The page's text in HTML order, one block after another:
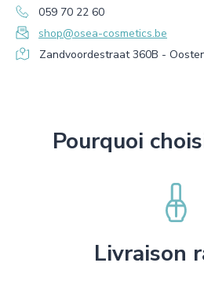
059 70 22 60
shop@osea-cosmetics.be
Zandvoordestraat 360B -
Pourquoi
Livraison